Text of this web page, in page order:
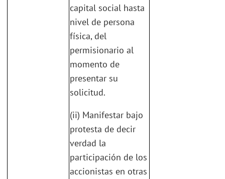
capital social hasta
nivel de persona
física, del
permisionario al
momento de
presentar su
solicitud.
(ii) Manifestar bajo
protesta de decir
verdad la
participación de los
accionistas en otras